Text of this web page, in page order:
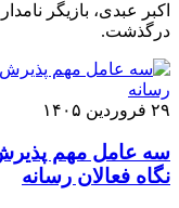
اکبر عبدی، بازیگر
درگذشت.
۲۹ فروردین ۱۴۰۵
سه عامل مهم
نگاه فعالان رسانه